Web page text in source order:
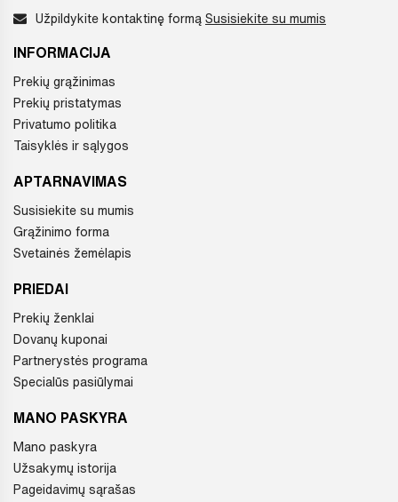
Užpildykite kontaktinę formą Susisiekite su mumis
INFORMACIJA
Prekių grąžinimas
Prekių pristatymas
Privatumo politika
Taisyklės ir sąlygos
APTARNAVIMAS
Susisiekite su mumis
Grąžinimo forma
Svetainės žemėlapis
PRIEDAI
Prekių ženklai
Dovanų kuponai
Partnerystės programa
Specialūs pasiūlymai
MANO PASKYRA
Mano paskyra
Užsakymų istorija
Pageidavimų sąrašas